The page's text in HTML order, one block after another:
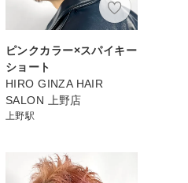
ピンクカラー×スパイキー
ショート
HIRO GINZA HAIR
SALON 上野店
上野駅